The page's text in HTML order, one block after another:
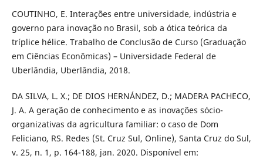
COUTINHO, E. Interações entre universidade, indústria e
governo para inovação no Brasil, sob a ótica teórica da
tríplice hélice. Trabalho de Conclusão de Curso (Graduação
em Ciências Econômicas) – Universidade Federal de
Uberlândia, Uberlândia, 2018.
DA SILVA, L. X.; DE DIOS HERNÁNDEZ, D.; MADERA PACHECO,
J. A. A geração de conhecimento e as inovações sócio-
organizativas da agricultura familiar: o caso de Dom
Feliciano, RS. Redes (St. Cruz Sul, Online), Santa Cruz do Sul,
v. 25, n. 1, p. 164-188, jan. 2020. Disponível em: